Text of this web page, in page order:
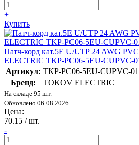
+
Купить
Патч-корд кат.5E U/UTP 24 AWG
ELECTRIC TKP-PC06-5EU-CUPVC-
Артикул: TKP-PC06-5EU-CUPVC-
Бренд:
TOKOV ELECTRIC
На складе 95 шт.
Обновлено 06.08.2026
Цена:
70.15 / шт.
-